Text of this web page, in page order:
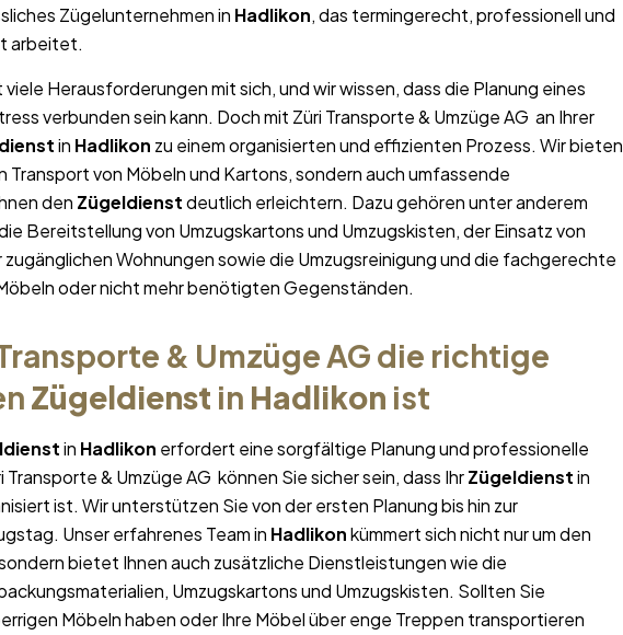
Zügelunternehmen in Hadlikon, das termingerecht, professionell und
arbeitet.
Herausforderungen mit sich, und wir wissen, dass die Planung eines
verbunden sein kann. Doch mit Züri Transporte & Umzüge AG an Ihrer
in Hadlikon zu einem organisierten und effizienten Prozess. Wir bieten
Transport von Möbeln und Kartons, sondern auch umfassende
den Zügeldienstdeutlich erleichtern. Dazu gehören unter anderem
Bereitstellung von Umzugskartons und Umzugskisten, der Einsatz von
Wohnungen sowie die Umzugsreinigung und die fachgerechte
oder nicht mehr benötigten Gegenständen.
& Umzüge AG die richtige
Zügeldienst in Hadlikon ist
in Hadlikon erfordert eine sorgfältige Planung und professionelle
& Umzüge AG können Sie sicher sein, dass IhrZügeldienstin
ist. Wir unterstützen Sie von der ersten Planung bis hin zur
Unser erfahrenes Team in Hadlikonkümmert sich nicht nur um den
bietet Ihnen auch zusätzliche Dienstleistungen wie die
Umzugskartons und Umzugskisten. Sollten Sie
Möbeln haben oder Ihre Möbel über enge Treppen transportieren